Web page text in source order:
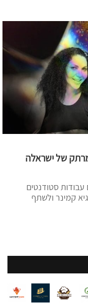
של ישראלה
סטודנטים
קמינר ולשתף